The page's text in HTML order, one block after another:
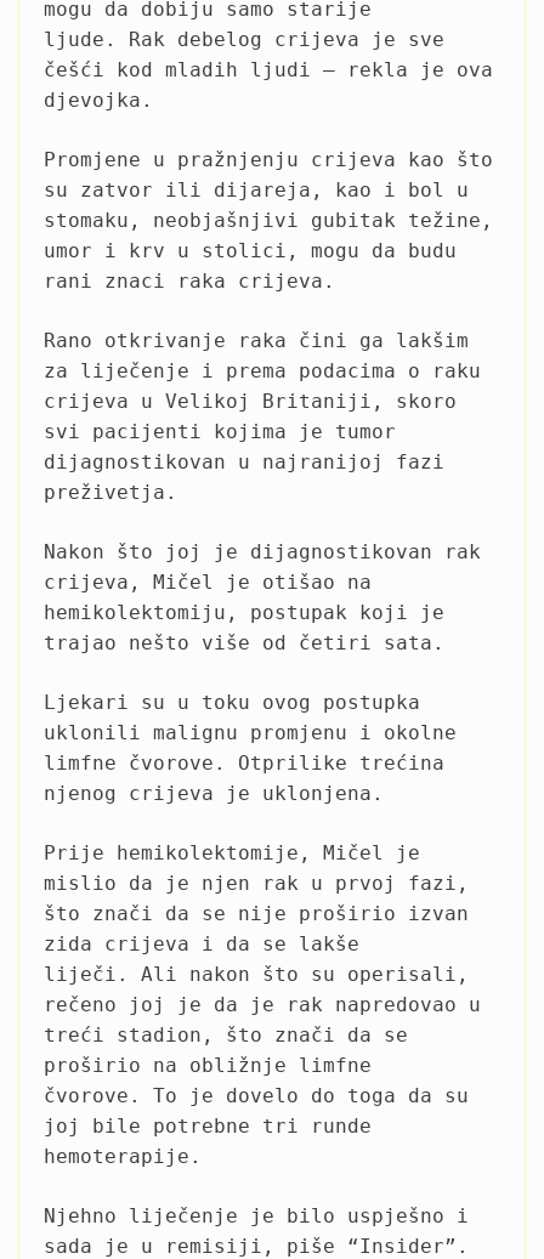
mogu da dobiju samo starije
ljude. Rak debelog crijeva je sve
češći kod mladih ljudi – rekla je ova
djevojka.
Promjene u pražnjenju crijeva kao što
su zatvor ili dijareja, kao i bol u
stomaku, neobjašnjivi gubitak težine,
umor i krv u stolici, mogu da budu
rani znaci raka crijeva.
Rano otkrivanje raka čini ga lakšim
za liječenje i prema podacima o raku
crijeva u Velikoj Britaniji, skoro
svi pacijenti kojima je tumor
dijagnostikovan u najranijoj fazi
preživetja.
Nakon što joj je dijagnostikovan rak
crijeva, Mičel je otišao na
hemikolektomiju, postupak koji je
trajao nešto više od četiri sata.
Ljekari su u toku ovog postupka
uklonili malignu promjenu i okolne
limfne čvorove. Otprilike trećina
njenog crijeva je uklonjena.
Prije hemikolektomije, Mičel je
mislio da je njen rak u prvoj fazi,
što znači da se nije proširio izvan
zida crijeva i da se lakše
liječi. Ali nakon što su operisali,
rečeno joj je da je rak napredovao u
treći stadion, što znači da se
proširio na obližnje limfne
čvorove. To je dovelo do toga da su
joj bile potrebne tri runde
hemoterapije.
Njehno liječenje je bilo uspješno i
sada je u remisiji, piše “Insider”.